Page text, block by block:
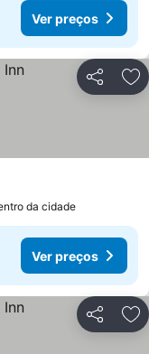
Ver preços
Partilhar
da cidade
Ver preços
Partilhar